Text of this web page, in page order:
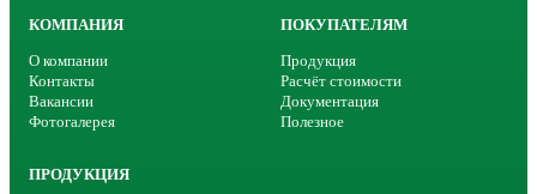
КОМПАНИЯ
О компании
Контакты
Вакансии
Фотогалерея
ПОКУПАТЕЛЯМ
Продукция
Расчёт стоимости
Документация
Полезное
ПРОДУКЦИЯ